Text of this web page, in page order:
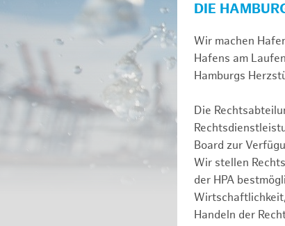
DIE
Wir machen
Hafens am
Hamburgs
Die
Board zur
Wir stellen
der HPA
Handeln der